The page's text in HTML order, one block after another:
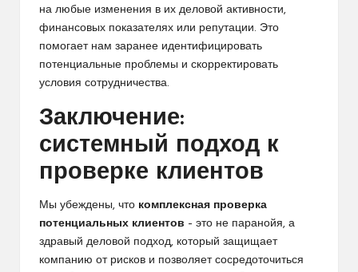
на любые изменения в их деловой активности,
финансовых показателях или репутации. Это
помогает нам заранее идентифицировать
потенциальные проблемы и скорректировать
условия сотрудничества.
Заключение:
системный подход к
проверке клиентов
Мы убеждены, что комплексная проверка
потенциальных клиентов – это не паранойя, а
здравый деловой подход, который защищает
компанию от рисков и позволяет сосредоточиться